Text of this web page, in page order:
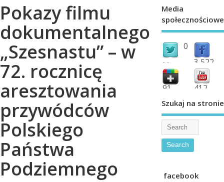
Pokazy filmu
dokumentalnego
„Szesnastu” – w
72. rocznicę
aresztowania
przywódców
Polskiego
Państwa
Podziemnego
Media
społecznościowe
0
followers 3,522
fans
91 412
Szukaj na stronie
facebook